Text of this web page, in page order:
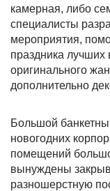
камерная, либо
специалисты
мероприятия,
праздника лучших
оригинального
дополнительно
Большой
новогодних
помещений
вынуждены
разношерстную